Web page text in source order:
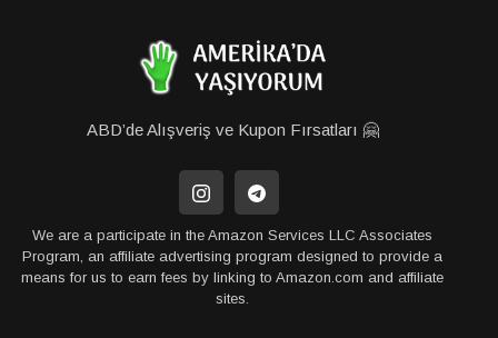
ABD’de Alışveriş ve Kupon Fırsatları 🤗
We are a participate in the Amazon Services LLC Associates
Program, an affiliate advertising program designed to provide a
means for us to earn fees by linking to Amazon.com and affiliate
sites.